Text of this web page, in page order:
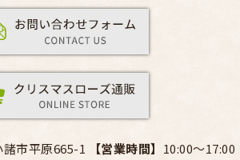
市平原665-1 【営業時間】 10:00～17:00